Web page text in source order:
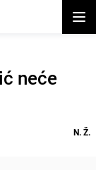
neće
N. Ž.